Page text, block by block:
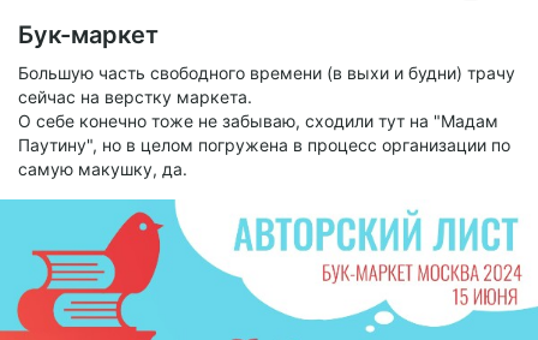
Бук-маркет
Большую часть свободного времени (в выхи и будни) трачу
сейчас на верстку маркета.
О себе конечно тоже не забываю, сходили тут на "Мадам
Паутину", но в целом погружена в процесс организации по
самую макушку, да.